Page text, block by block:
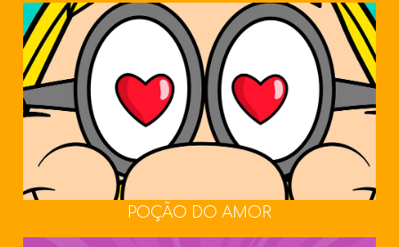
POÇÃO DO AMOR